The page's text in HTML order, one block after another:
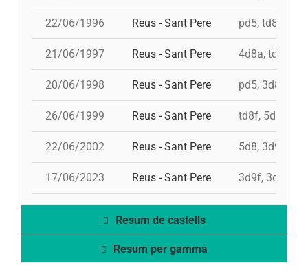
22/06/1996 Reus - Sant Pere pd5, td8f,
21/06/1997 Reus - Sant Pere 4d8a, td8f,
20/06/1998 Reus - Sant Pere pd5, 3d8,
26/06/1999 Reus - Sant Pere td8f, 5d8,
22/06/2002 Reus - Sant Pere 5d8, 3d9f,
17/06/2023 Reus - Sant Pere 3d9f, 3d8a,
Resum de castells
Resum per gamma